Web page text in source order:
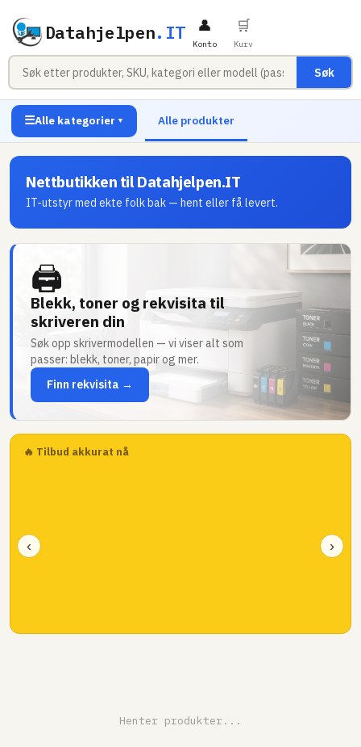
Datahjelpen.IT
Søk
👤
Konto
🛒
Kurv
☰Alle kategorier ▼ Alle produkter
Nettbutikken til Datahjelpen.IT
IT-utstyr med ekte folk bak — hent eller få levert.
🖨
Blekk, toner og rekvisita til
skriveren din
Søk opp skrivermodellen — vi viser alt som
passer: blekk, toner, papir og mer.
Finn rekvisita →
🔥 Tilbud akkurat nå
‹ ›
Henter produkter...